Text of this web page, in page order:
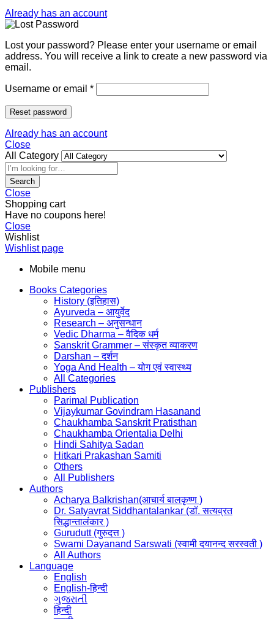
Already has an account
Lost your password? Please enter your username or email
address. You will receive a link to create a new password via
email.
Username or email *
Reset password
Already has an account
Close
All Category
Search
Close
Shopping cart
Have no coupons here!
Close
Wishlist
Wishlist page
Mobile menu
Books Categories
History (इतिहास)
Ayurveda – आयुर्वेद
Research – अनुसन्धान
Vedic Dharma – वैदिक धर्म
Sanskrit Grammer – संस्कृत व्याकरण
Darshan – दर्शन
Yoga And Health – योग एवं स्वास्थ्य
All Categories
Publishers
Parimal Publication
Vijaykumar Govindram Hasanand
Chaukhamba Sanskrit Pratisthan
Chaukhamba Orientalia Delhi
Hindi Sahitya Sadan
Hitkari Prakashan Samiti
Others
All Publishers
Authors
Acharya Balkrishan(आचार्य बालकृष्ण )
Dr. Satyavrat Siddhantalankar (डॉ. सत्यव्रत
सिद्धान्तालंकार )
Gurudutt (गुरुदत्त )
Swami Dayanand Sarswati (स्वामी दयानन्द सरस्वती )
All Authors
Language
English
English-हिन्दी
ગુજરાતી
हिन्दी